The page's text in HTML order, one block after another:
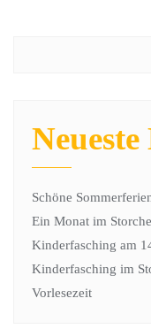
Schöne
Ein Monat im
Kinderfasching am
Kinderfasching im
Vorlesezeit